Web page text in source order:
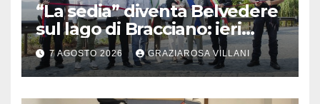
“La sedia” diventa Belvedere
sul lago di Bracciano: ieri
l’inaugurazione
7 AGOSTO 2026 GRAZIAROSA VILLANI